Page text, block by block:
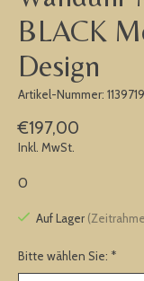
BLACK
Design
Artikel-Nummer:
€197,00
Inkl. MwSt.
0
Auf Lager
Bitte wählen Sie: *